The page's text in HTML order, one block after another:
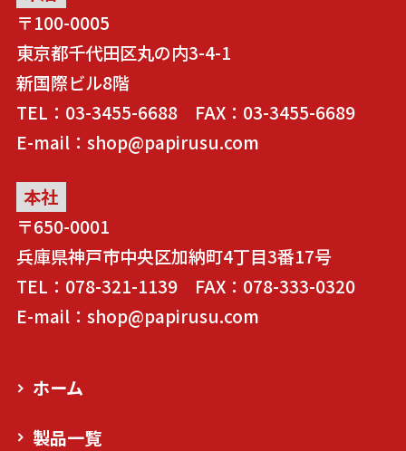
〒100-0005
東京都千代田区丸の内3-4-1
新国際ビル8階
TEL：03-3455-6688 FAX：03-3455-6689
E-mail：shop@papirusu.com
本社
〒650-0001
兵庫県神戸市中央区加納町4丁目3番17号
TEL：078-321-1139 FAX：078-333-0320
E-mail：shop@papirusu.com
ホーム
製品一覧